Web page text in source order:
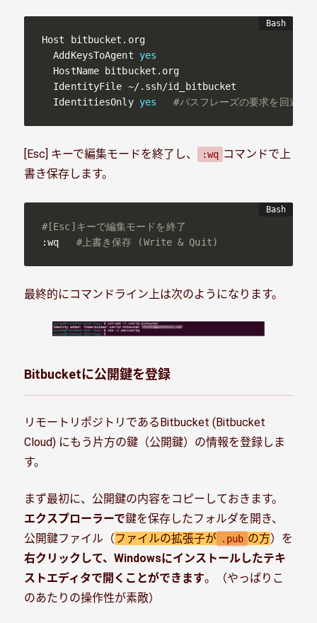
Host bitbucket.org
  AddKeysToAgent
yes
  HostName bitbucket.org
  IdentityFile ~/.ssh/id_bitbucket
  IdentitiesOnly
yes #パスフレーズの要求を回避（
[Esc] キーで編集モードを終了し、 :wq コマンドで上
書き保存します。
#[Esc]キーで編集モードを終了
:wq #上書き保存 (Write & Quit)
最終的にコマンドライン上は次のようになります。
Bitbucketに公開鍵を登録
リモートリポジトリであるBitbucket (Bitbucket
Cloud) にもう片方の鍵（公開鍵）の情報を登録しま
す。
まず最初に、公開鍵の内容をコピーしておきます。
エクスプローラーで鍵を保存したフォルダを開き、
公開鍵ファイル（ファイルの拡張子が .pub の方）を
右クリックして、Windowsにインストールしたテキ
ストエディタで開くことができます。（やっぱりこ
のあたりの操作性が素敵）